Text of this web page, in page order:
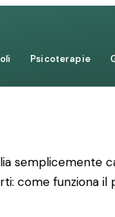
Psicoterapie
semplicemente
come funziona